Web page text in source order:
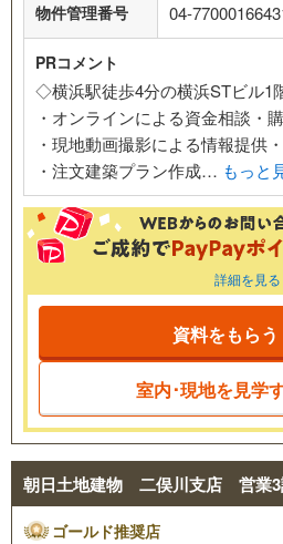
物件管理番号 04-
PRコメント
◇横浜駅徒歩4分の横浜STビル1
・オンラインによる資金相談・
・現地動画撮影による情報提供
・注文建築プラン作成… もっと
詳細を見る
資料をもらう
室内･現地を見学
朝日土地建物 二俣川支店 営業
ゴールド推奨店